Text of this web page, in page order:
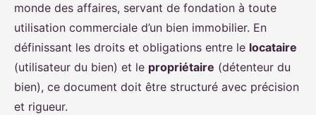
Rayan•20 décembre 2024 •7 min de lecture
monde des affaires, servant de fondation à toute
utilisation commerciale d’un bien immobilier. En
définissant les droits et obligations entre le locataire
(utilisateur du bien) et le propriétaire (détenteur du
bien), ce document doit être structuré avec précision
et rigueur.